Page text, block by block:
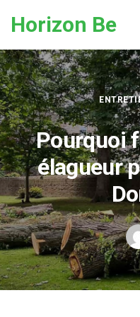
Horizon Be
Pourquoi
élagueur